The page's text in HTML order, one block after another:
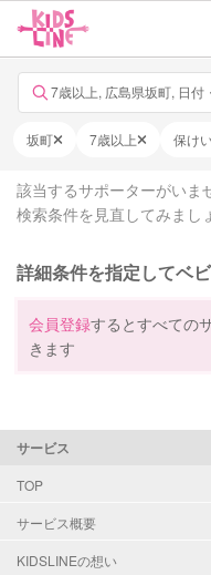
7歳以上, 広島県坂町, 日付
坂町 7歳以上 保け
該当するサポーターがいま
検索条件を見直してみまし
詳細条件を指定してベ
会員登録するとすべての
きます
サービス
TOP
サービス概要
KIDSLINEの想い